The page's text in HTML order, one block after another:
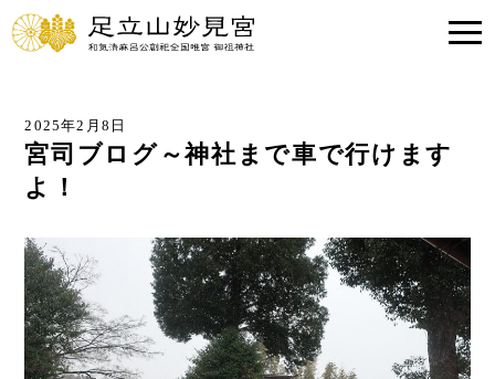
2025年2月8日
宮司ブログ～神社まで車で行けます
よ！